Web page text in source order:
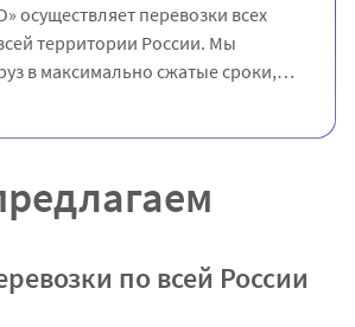
осуществляет перевозки всех
территории России. Мы
в максимально сжатые сроки,
регионы нашей страны
нюансы доставки. Мы поможем
денежные и временные ресурсы.
и проблему, касающуюся
по России бесплатно за
по всей России